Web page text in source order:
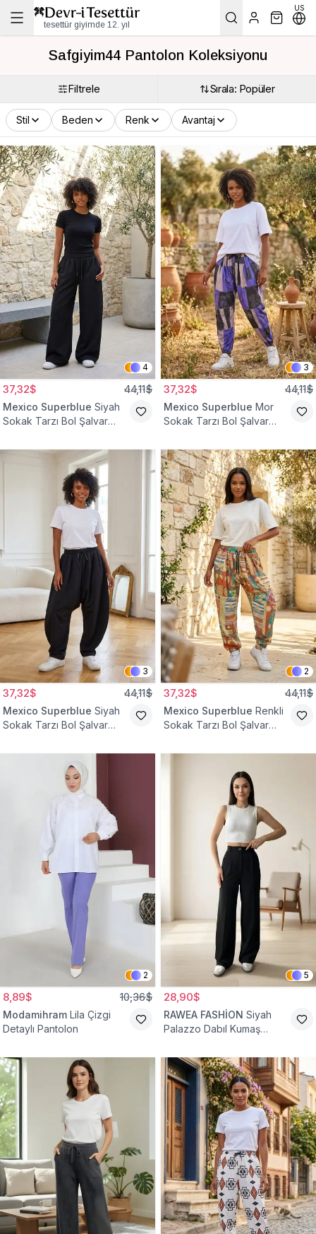
tesettür giyimde 12. yıl
US
Safgiyim44 Pantolon Koleksiyonu
Filtrele Sırala: Popüler
Stil Beden Renk Avantaj
4
37,32$ 44,11$
Mexico Superblue Siyah
Sokak Tarzı Bol Şalvar
3
37,32$ 44,11$
Mexico Superblue Mor
Sokak Tarzı Bol Şalvar
3
37,32$ 44,11$
Mexico Superblue Siyah
Sokak Tarzı Bol Şalvar
2
37,32$ 44,11$
Mexico Superblue Renkli
Sokak Tarzı Bol Şalvar
2
8,89$ 10,36$
Modamihram Lila Çizgi
Detaylı Pantolon
5
28,90$
RAWEA FASHİON Siyah
Palazzo Dabıl Kumaş